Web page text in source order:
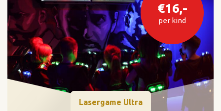
€16,-
per kind
Lasergame Ultra